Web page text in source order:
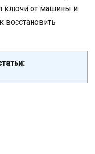
ключи от машины и
восстановить